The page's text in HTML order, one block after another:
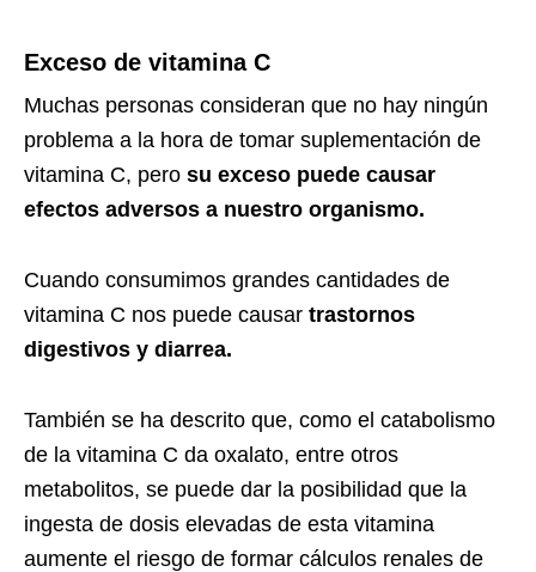
Exceso de vitamina C
Muchas personas consideran que no hay ningún
problema a la hora de tomar suplementación de
vitamina C, pero su exceso puede causar
efectos adversos a nuestro organismo.
Cuando consumimos grandes cantidades de
vitamina C nos puede causar trastornos
digestivos y diarrea.
También se ha descrito que, como el catabolismo
de la vitamina C da oxalato, entre otros
metabolitos, se puede dar la posibilidad que la
ingesta de dosis elevadas de esta vitamina
aumente el riesgo de formar cálculos renales de